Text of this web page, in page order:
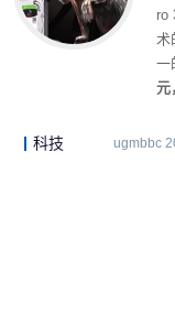
ro
术
一
元
科技 ugmbbc